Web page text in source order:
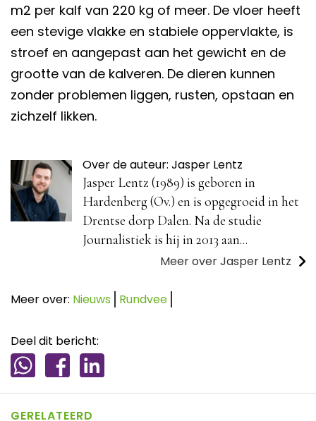
m2 per kalf van 220 kg of meer. De vloer heeft
een stevige vlakke en stabiele oppervlakte, is
stroef en aangepast aan het gewicht en de
grootte van de kalveren. De dieren kunnen
zonder problemen liggen, rusten, opstaan en
zichzelf likken.
Over de auteur: Jasper Lentz
Jasper Lentz (1989) is geboren in
Hardenberg (Ov.) en is opgegroeid in het
Drentse dorp Dalen. Na de studie
Journalistiek is hij in 2013 aan...
Meer over Jasper Lentz
Meer over: Nieuws Rundvee
Deel dit bericht:
GERELATEERD